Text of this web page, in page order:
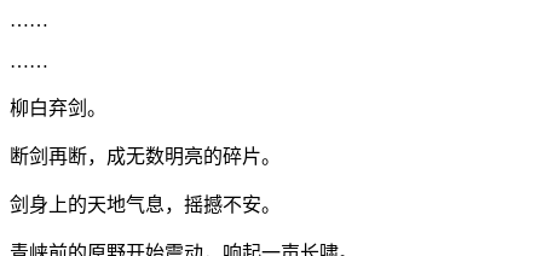
……
……
柳白弃剑。
断剑再断，成无数明亮的碎片。
剑身上的天地气息，摇撼不安。